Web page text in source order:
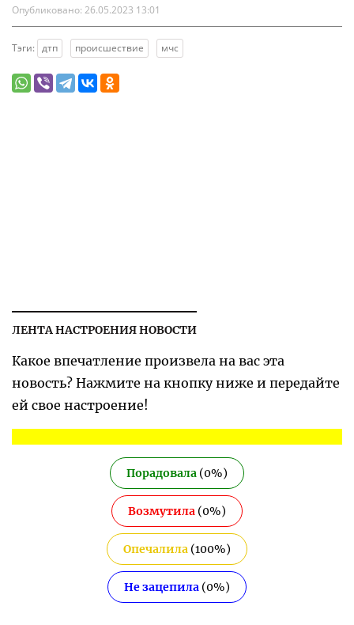
Опубликовано: 26.05.2023 13:01
Тэги: дтп происшествие мчс
ЛЕНТА НАСТРОЕНИЯ НОВОСТИ
Какое впечатление произвела на вас эта
новость? Нажмите на кнопку ниже и передайте
ей свое настроение!
Порадовала (0%)
Возмутила (0%)
Опечалила (100%)
Не зацепила (0%)